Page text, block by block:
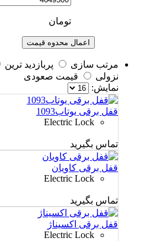
تومان
اعمال محدوه قیمت
مرتب سازی پربازديد ترين
نزولی
قيمت صعودی
نمايش:
قفل برقی یوتاب1093
Electric Lock
تماس بگیرید
قفل برقی کاویان
Electric Lock
تماس بگیرید
قفل برقی اکسیناژ
Electric Lock